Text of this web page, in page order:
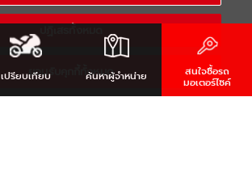
เปรียบเทียบ ค้นหาผู้จำหน่าย สนใจซื้อรถ
มอเตอร์ไซค์
ยอมรับคุกกี้ทั้งหมด